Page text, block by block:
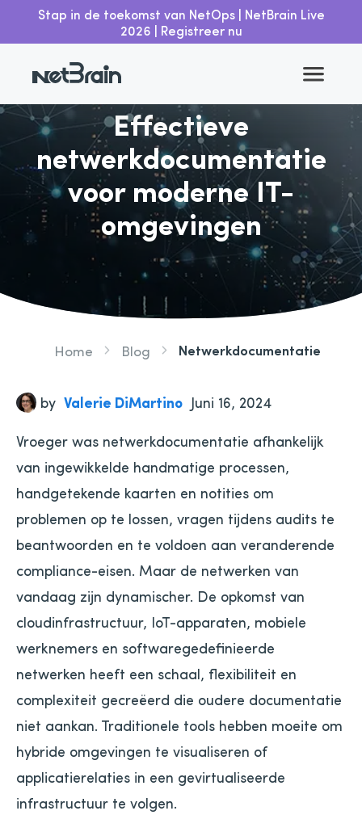
Stap in de toekomst van NetOps | NetBrain Live
2026 | Registreer nu
Teruggaan
Effectieve
netwerkdocumentatie
voor moderne IT-
omgevingen
Home Blog Netwerkdocumentatie
by Valerie DiMartino Juni 16, 2024
Vroeger was netwerkdocumentatie afhankelijk
van ingewikkelde handmatige processen,
handgetekende kaarten en notities om
problemen op te lossen, vragen tijdens audits te
beantwoorden en te voldoen aan veranderende
compliance-eisen. Maar de netwerken van
vandaag zijn dynamischer. De opkomst van
cloudinfrastructuur, IoT-apparaten, mobiele
werknemers en softwaregedefinieerde
netwerken heeft een schaal, flexibiliteit en
complexiteit gecreëerd die oudere documentatie
niet aankan. Traditionele tools hebben moeite om
hybride omgevingen te visualiseren of
applicatierelaties in een gevirtualiseerde
infrastructuur te volgen.